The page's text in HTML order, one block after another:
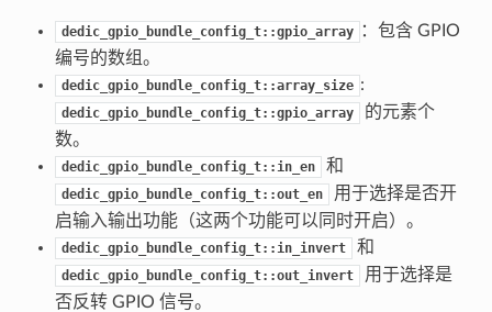
dedic_gpio_bundle_config_t::gpio_array
：包含 GPIO
编号的数组。
dedic_gpio_bundle_config_t::array_size :
dedic_gpio_bundle_config_t::gpio_array
的元素个
数。
dedic_gpio_bundle_config_t::in_en 和
dedic_gpio_bundle_config_t::out_en
用于选择是否开
启输入输出功能（这两个功能可以同时开启）。
dedic_gpio_bundle_config_t::in_invert 和
dedic_gpio_bundle_config_t::out_invert
用于选择是
否反转 GPIO 信号。